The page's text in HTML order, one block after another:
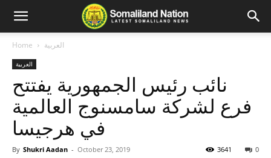
Home العربية
العربية
نائب رئيس الجمهورية يفتتح
فرع لشركة سامسنوج العالمية
في هرجيسا
By Shukri Aadan - October 23, 2019 0
3641